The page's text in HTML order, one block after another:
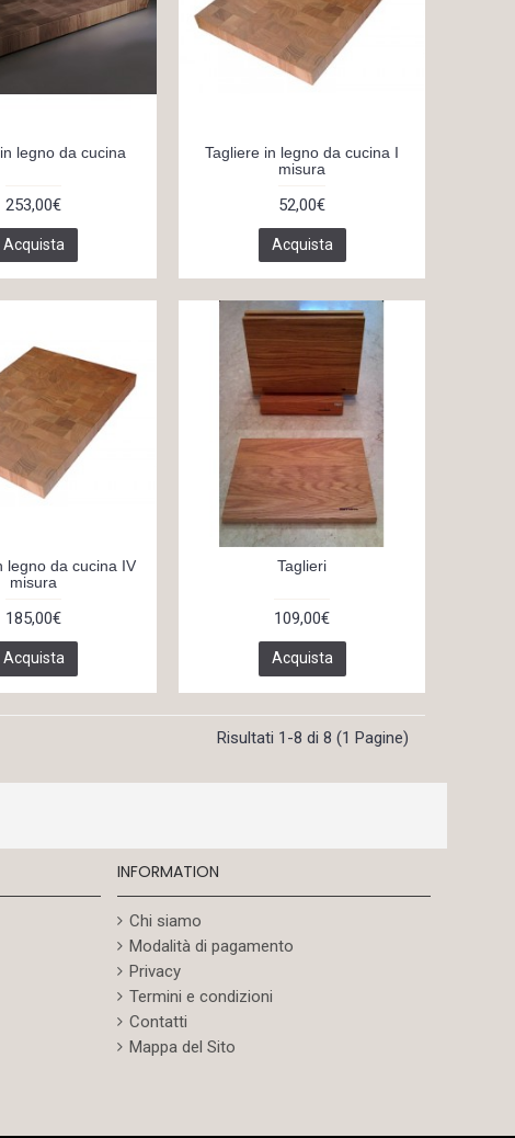
legno da cucina
253,00€
Acquista
Tagliere in legno da cucina I
misura
52,00€
Acquista
legno da cucina IV
misura
185,00€
Acquista
Taglieri
109,00€
Acquista
Risultati 1-8 di 8 (1 Pagine)
INFORMATION
Chi siamo
Modalità di pagamento
Privacy
Termini e condizioni
Contatti
Mappa del Sito